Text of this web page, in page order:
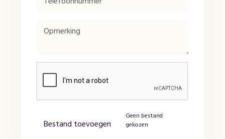
Bestand toevoegen
Geen bestand
gekozen